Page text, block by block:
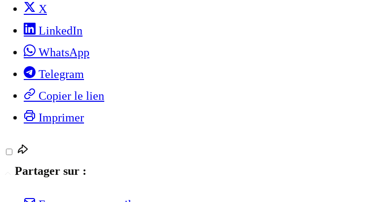
X
LinkedIn
WhatsApp
Telegram
Copier le lien
Imprimer
Partager sur :